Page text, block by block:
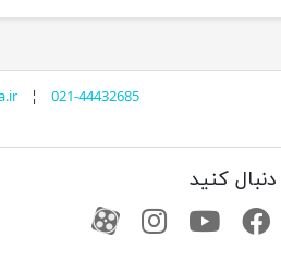
¦ 021-44432685
دنبال کنید
فیسبوکیوتیوبکانال آپارات
کانال آپارات